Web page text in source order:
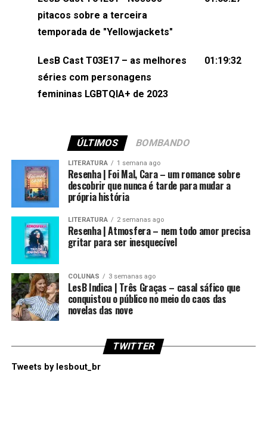
(⁠⁠⁠⁠@brunarfentanes⁠⁠⁠⁠) e Pollyelly FlorêncioEdição de
Naiady Machado
pitacos sobre a terceira
temporada de "Yellowjackets"
LesB Cast T03E17 – as melhores
séries com personagens
femininas LGBTQIA+ de 2023
01:19:32
ÚLTIMOS BOMBANDO
LITERATURA 1 semana ago
Resenha | Foi Mal, Cara – um romance sobre
descobrir que nunca é tarde para mudar a
própria história
LITERATURA 2 semanas ago
Resenha | Atmosfera – nem todo amor precisa
gritar para ser inesquecível
COLUNAS 3 semanas ago
LesB Indica | Três Graças – casal sáfico que
conquistou o público no meio do caos das
novelas das nove
TWITTER
Tweets by lesbout_br